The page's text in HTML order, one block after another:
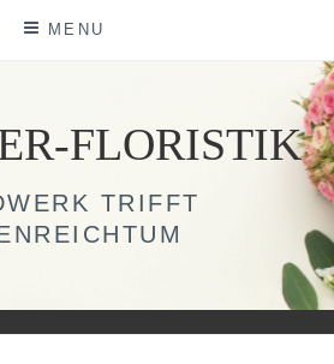
MENU
FLORISTIK
TRIFFT